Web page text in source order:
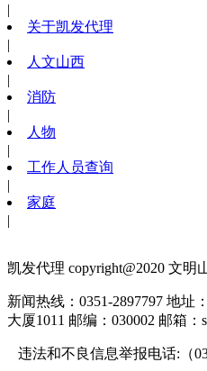
|
关于凯发代理
|
人文山西
|
消防
|
人物
|
工作人员查询
|
家庭
|
凯发代理 copyright@2020 文明
新闻热线：0351-2897797 地址
大厦1011 邮编：030002 邮箱：
违法和不良信息举报电话:（